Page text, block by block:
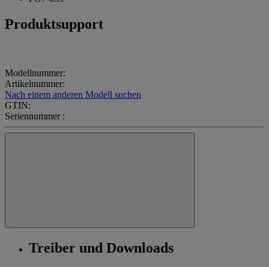
Produktsupport
Modellnummer:
Artikelnummer:
Nach einem anderen Modell suchen
GTIN:
Seriennummer :
Treiber und Downloads